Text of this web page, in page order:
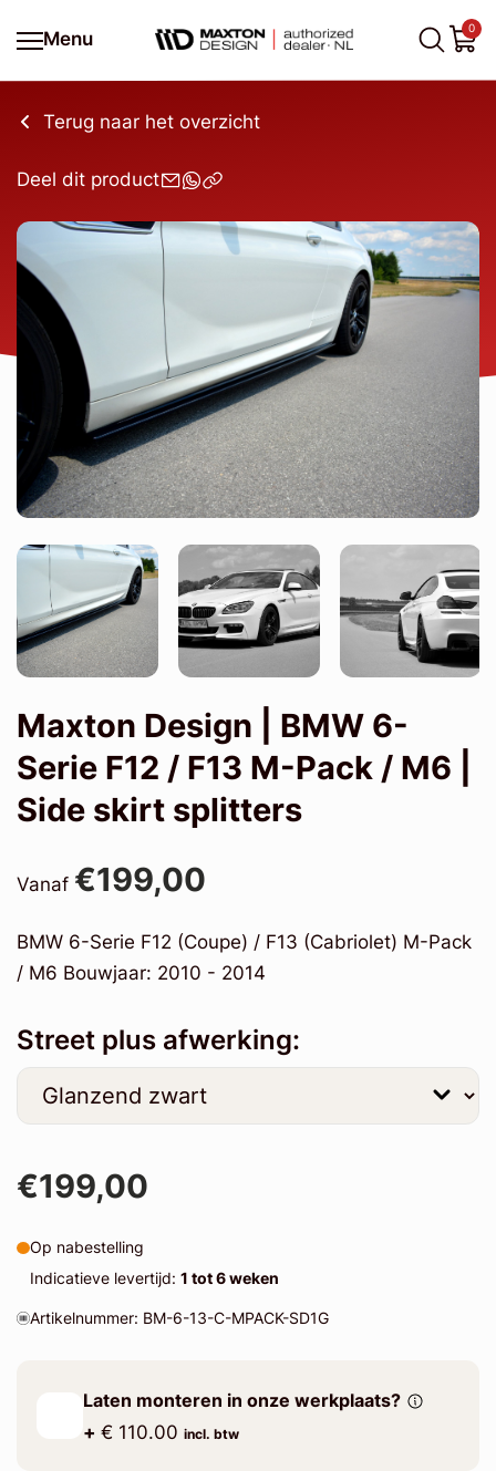
Menu
0
Terug naar het overzicht
Deel dit product
Maxton Design | BMW 6-
Serie F12 / F13 M-Pack / M6 |
Side skirt splitters
Vanaf €199,00
BMW 6-Serie F12 (Coupe) / F13 (Cabriolet) M-Pack
/ M6 Bouwjaar: 2010 - 2014
Street plus afwerking:
€199,00
Op nabestelling
Indicatieve levertijd: 1 tot 6 weken
Artikelnummer: BM-6-13-C-MPACK-SD1G
Laten monteren in onze werkplaats?
+ € 110.00 incl. btw